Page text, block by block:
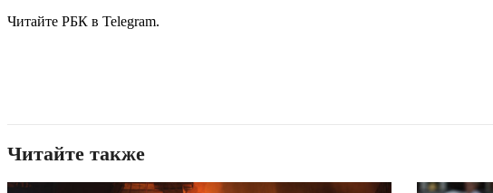
Читайте РБК в Telegram.
Читайте также